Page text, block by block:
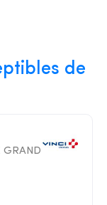
de
GRAND